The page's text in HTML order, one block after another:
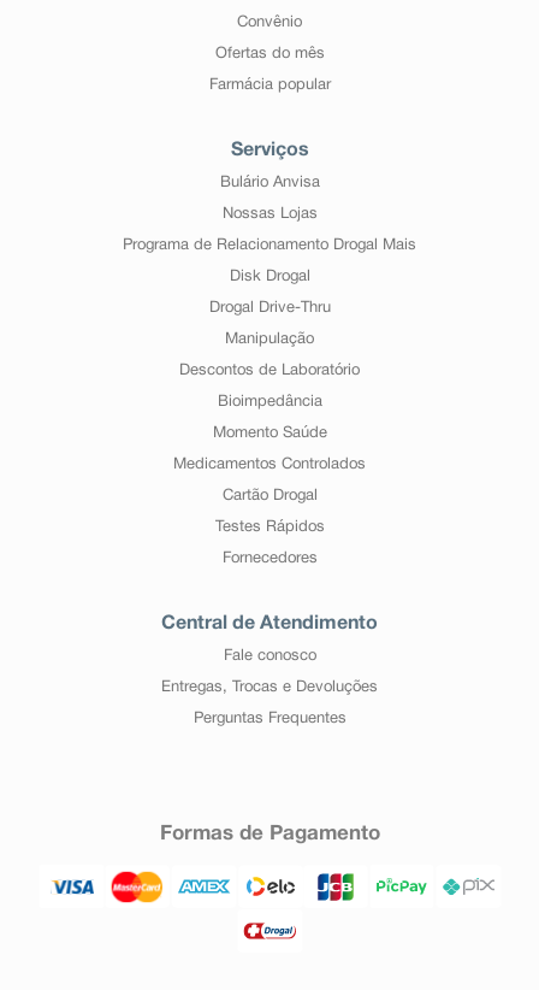
Convênio
Ofertas do mês
Farmácia popular
Serviços
Bulário Anvisa
Nossas Lojas
Programa de Relacionamento Drogal Mais
Disk Drogal
Drogal Drive-Thru
Manipulação
Descontos de Laboratório
Bioimpedância
Momento Saúde
Medicamentos Controlados
Cartão Drogal
Testes Rápidos
Fornecedores
Central de Atendimento
Fale conosco
Entregas, Trocas e Devoluções
Perguntas Frequentes
Formas de Pagamento